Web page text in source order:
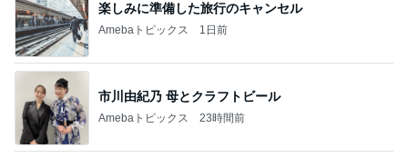
楽しみに準備した旅行のキャンセル
Amebaトピックス 1日前
市川由紀乃 母とクラフトビール
Amebaトピックス 23時間前